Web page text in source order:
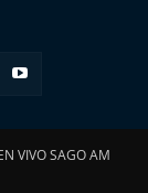
VIVO SAGO AM